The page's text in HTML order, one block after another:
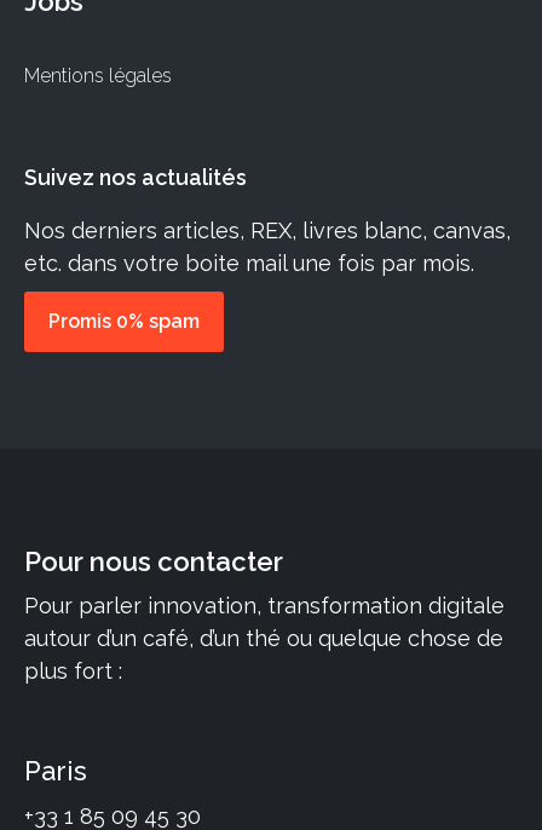
Mentions légales
Suivez nos actualités
Nos derniers articles, REX, livres blanc, canvas,
etc. dans votre boite mail une fois par mois.
Promis 0% spam
Pour nous contacter
Pour parler innovation, transformation digitale
autour d’un café, d’un thé ou quelque chose de
plus fort :
Paris
+33 1 85 09 45 30